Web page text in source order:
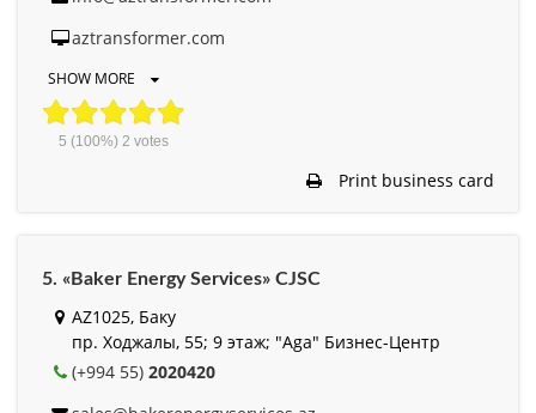
aztransformer.com
SHOW MORE
5 (100%) 2 votes
Print business card
5. «Baker Energy Services» CJSC
AZ1025, Баку
пр. Ходжалы, 55; 9 этаж; "Aga" Бизнес-Центр
(+994 55) 2020420